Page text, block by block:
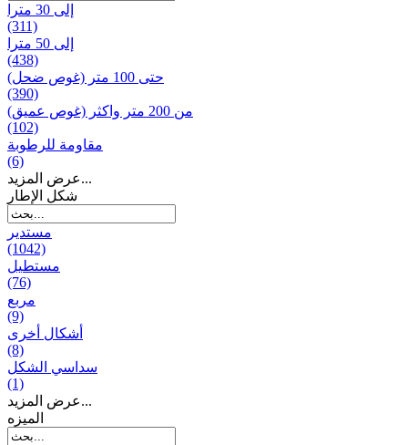
إلى 30 مترا
(311)
إلى 50 مترا
(438)
حتى 100 متر (غوص ضحل)
(390)
من 200 متر واکثر (غوص عميق)
(102)
مقاومة للرطوبة
(6)
عرض المزيد...
شكل الإطار
مستدير
(1042)
مستطيل
(76)
مربع
(9)
أشكال أخرى
(8)
سداسي الشكل
(1)
عرض المزيد...
المیزه